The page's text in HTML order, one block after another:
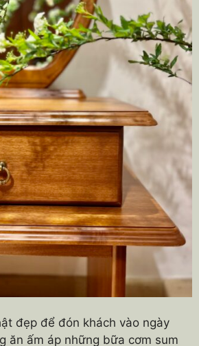
đẹp để đón khách vào ngày
ăn ấm áp những bữa cơm sum